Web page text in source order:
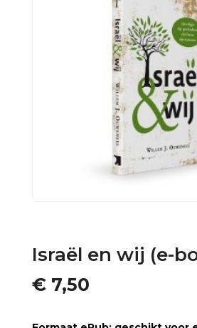
Israël en wij (e-
€7,50